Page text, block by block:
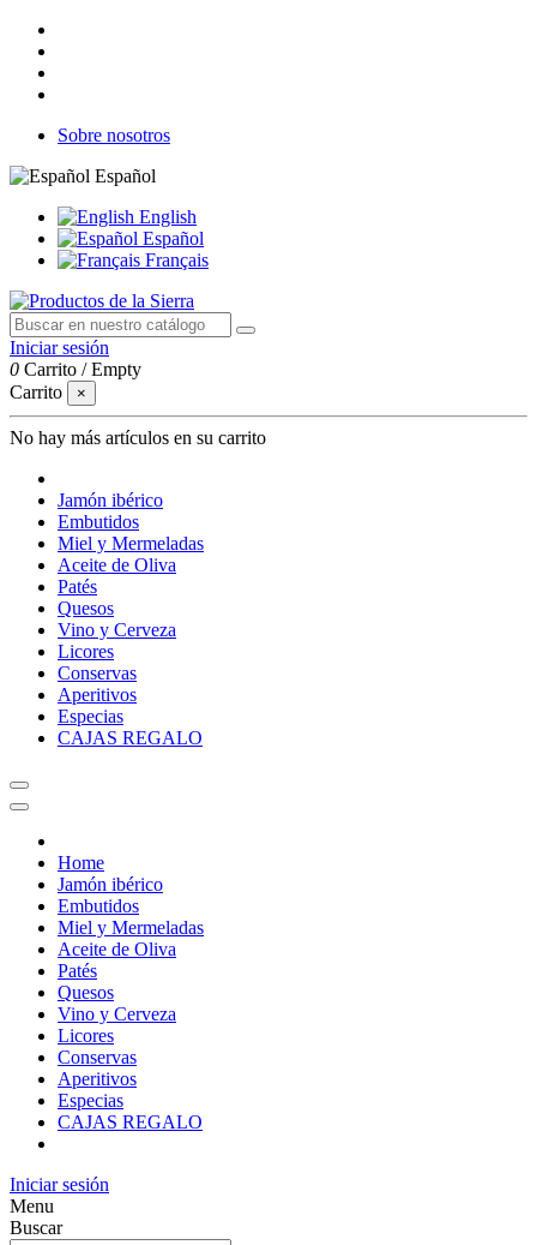
Sobre nosotros
Español
English
Español
Français
Iniciar sesión
0 Carrito /Empty
Carrito
×
No hay más artículos en su carrito
Jamón ibérico
Embutidos
Miel y Mermeladas
Aceite de Oliva
Patés
Quesos
Vino y Cerveza
Licores
Conservas
Aperitivos
Especias
CAJAS REGALO
Home
Jamón ibérico
Embutidos
Miel y Mermeladas
Aceite de Oliva
Patés
Quesos
Vino y Cerveza
Licores
Conservas
Aperitivos
Especias
CAJAS REGALO
Iniciar sesión
Menu
Buscar